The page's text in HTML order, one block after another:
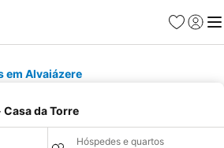
Favoritos
Iniciar
em Alvaiázere
da Torre
Hóspedes e quartos